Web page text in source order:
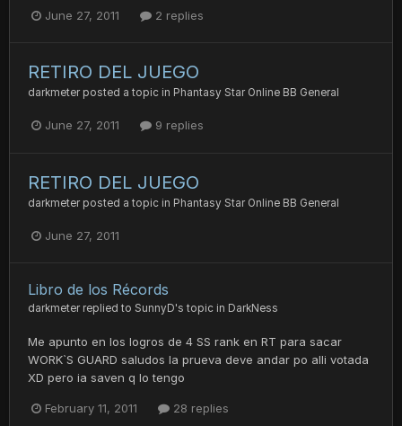
June 27, 2011 2 replies
RETIRO DEL JUEGO
darkmeter posted a topic in Phantasy Star Online BB General
June 27, 2011 9 replies
RETIRO DEL JUEGO
darkmeter posted a topic in Phantasy Star Online BB General
June 27, 2011
Libro de los Récords
darkmeter replied to SunnyD's topic in DarkNess
Me apunto en los logros de 4 SS rank en RT para sacar
WORK`S GUARD saludos la prueva deve andar po alli votada
XD pero ia saven q lo tengo
February 11, 2011 28 replies